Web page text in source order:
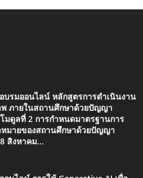
บรมออนไลน์ หลักสูตรการดำเนินงาน
ภายในสถานศึกษาด้วยปัญญา
มดูลที่ 2 การกำหนดมาตรฐานการ
หมายของสถานศึกษาด้วยปัญญา
สิงหาคม...